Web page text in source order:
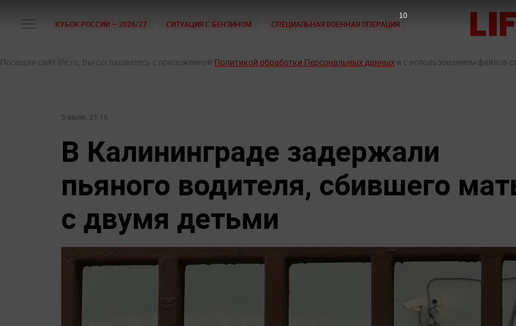
КУБОК РОССИИ — 2026/27 СИТУАЦИЯ С БЕНЗИНОМ СПЕЦИАЛЬНАЯ ВОЕННАЯ ОПЕРАЦИЯ
Посещая сайт life.ru, Вы соглашаетесь с приложенной Политикой обработки Персональных данных и с использованием файлов
5 июля, 21:16
В Калининграде задержали
пьяного водителя, сбившего
с двумя детьми
9